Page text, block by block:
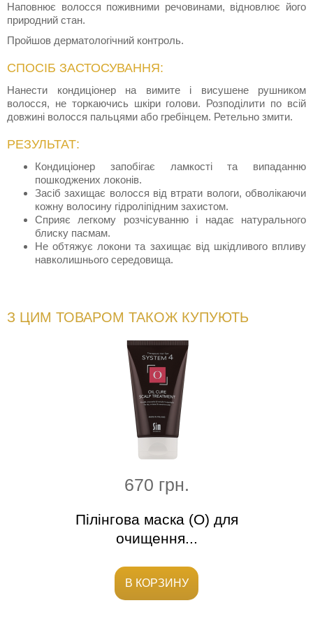
Наповнює волосся поживними речовинами, відновлює його
природний стан.
Пройшов дерматологічний контроль.
СПОСІБ ЗАСТОСУВАННЯ:
Нанести кондиціонер на вимите і висушене рушником
волосся, не торкаючись шкіри голови. Розподілити по всій
довжині волосся пальцями або гребінцем. Ретельно змити.
РЕЗУЛЬТАТ:
Кондиціонер запобігає ламкості та випаданню
пошкоджених локонів.
Засіб захищає волосся від втрати вологи, обволікаючи
кожну волосину гідроліпідним захистом.
Сприяє легкому розчісуванню і надає натурального
блиску пасмам.
Не обтяжує локони та захищає від шкідливого впливу
навколишнього середовища.
З ЦИМ ТОВАРОМ ТАКОЖ КУПУЮТЬ
670 грн.
Пілінгова маска (О) для
очищення...
В КОРЗИНУ